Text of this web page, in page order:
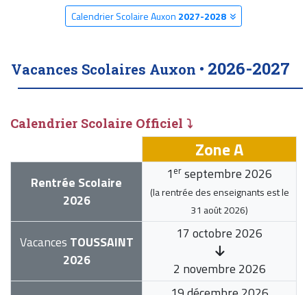
Calendrier Scolaire Auxon 2027-2028
Vacances Scolaires Auxon • 2026-2027
Calendrier Scolaire Officiel ⤵
Zone A
Rentrée Scolaire
2026
1 er septembre 2026
(la rentrée des enseignants est le
31 août 2026)
Vacances TOUSSAINT
2026
17 octobre 2026
2 novembre 2026